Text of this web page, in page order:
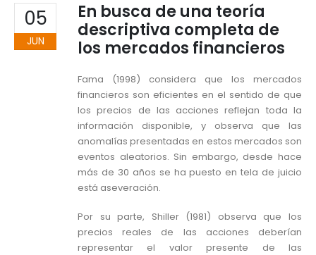
05
JUN
En busca de una teoría
descriptiva completa de
los mercados financieros
Fama (1998) considera que los mercados
financieros son eficientes en el sentido de que
los precios de las acciones reflejan toda la
información disponible, y observa que las
anomalías presentadas en estos mercados son
eventos aleatorios. Sin embargo, desde hace
más de 30 años se ha puesto en tela de juicio
está aseveración.
Por su parte, Shiller (1981) observa que los
precios reales de las acciones deberían
representar el valor presente de las